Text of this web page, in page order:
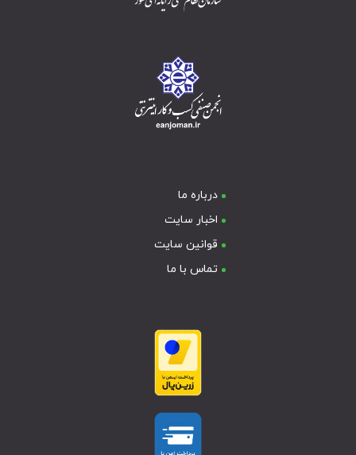
درباره ما
اخبار سایت
قوانین سایت
تماس با ما